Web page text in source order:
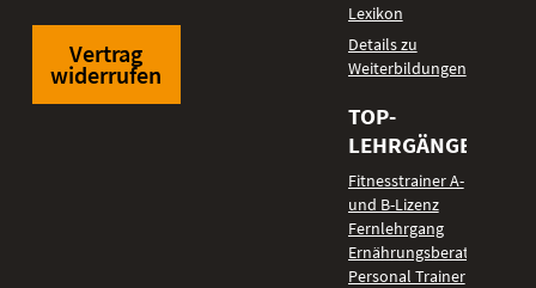
Vertrag
widerrufen
Lexikon
Details zu
Weiterbildungen
TOP-
LEHRGÄNGE
Fitnesstrainer A-
und B-Lizenz
Fernlehrgang
Ernährungsberater
Personal Trainer